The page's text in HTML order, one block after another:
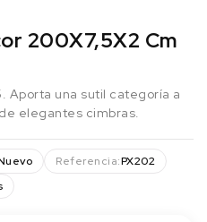
200X7,5X2 Cm
Aporta una sutil categoría a
elegantes cimbras.
Referencia:PX202